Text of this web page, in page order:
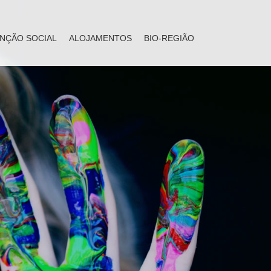
SOCIAL ALOJAMENTOS BIO-REGIÃO